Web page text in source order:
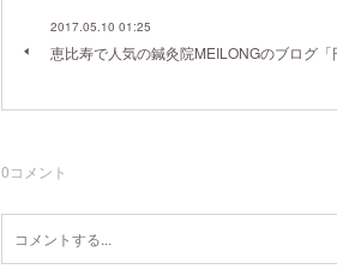
2017.05.10 01:25
恵比寿で人気の鍼灸院MEILONGのブログ「
0コメント